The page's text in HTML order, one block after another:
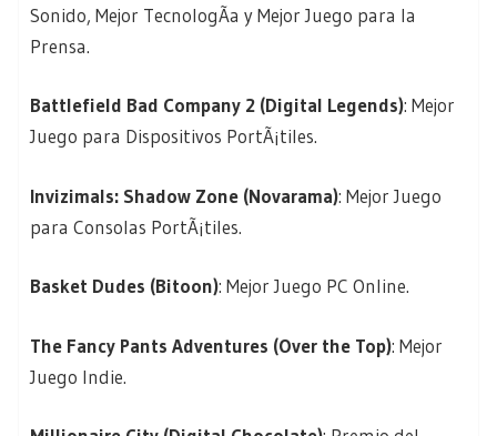
Sonido, Mejor TecnologÃ­a y Mejor Juego para la
Prensa.
Battlefield Bad Company 2 (Digital Legends): Mejor
Juego para Dispositivos PortÃ¡tiles.
Invizimals: Shadow Zone (Novarama): Mejor Juego
para Consolas PortÃ¡tiles.
Basket Dudes (Bitoon): Mejor Juego PC Online.
The Fancy Pants Adventures (Over the Top): Mejor
Juego Indie.